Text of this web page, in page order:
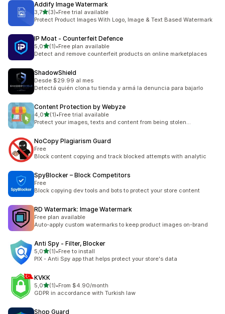
Addify Image Watermark
3,7na 5 gwiazdek
(3)
Łączna liczba recenzji: 3
•Free trial available
Protect Product Images With Logo, Image & Text Based Watermark
IP Moat ‑ Counterfeit Defence
5,0na 5 gwiazdek
(1)
Łączna liczba recenzji: 1
•Free plan available
Detect and remove counterfeit products on online marketplaces
ShadowShield
Desde $29.99 al mes
Detectá quién clona tu tienda y armá la denuncia para bajarlo
Content Protection by Webyze
4,0na 5 gwiazdek
(1)
Łączna liczba recenzji: 1
•Free trial available
Protect your images, texts and content from being stolen...
NoCopy Plagiarism Guard
Free
Block content copying and track blocked attempts with analytic
SpyBlocker – Block Competitors
Free
Block copying dev tools and bots to protect your store content
RD Watermark: Image Watermark
Free plan available
Auto-apply custom watermarks to keep product images on-brand
Anti Spy ‑ Filter, Blocker
5,0na 5 gwiazdek
(1)
Łączna liczba recenzji: 1
•Free to install
PIX - Anti Spy app that helps protect your store's data
KVKK
5,0na 5 gwiazdek
(1)
Łączna liczba recenzji: 1
•From $4.90/month
GDPR in accordance with Turkish law
Shop Guard